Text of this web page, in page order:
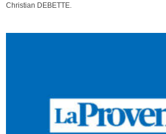
Christian DEBETTE.